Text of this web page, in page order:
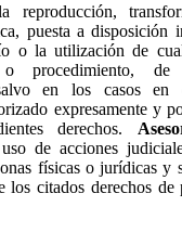
reproducción,
puesta a disposición
o la utilización de
o procedimiento,
en los casos en
expresamente y
derechos.
de acciones
físicas o jurídicas y
los citados derechos de